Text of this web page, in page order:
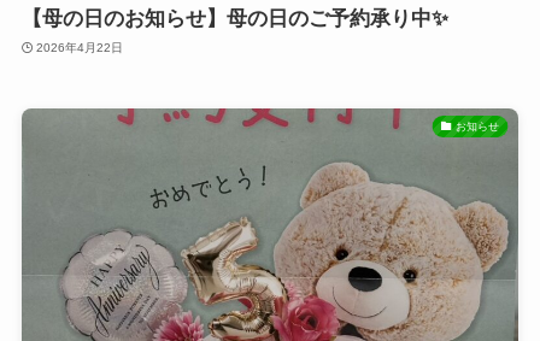
【母の日のお知らせ】母の日のご予約承り中✨
2026年4月22日
お知らせ